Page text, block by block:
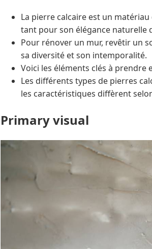
La pierre calcaire est un
tant pour son élégance naturelle
Pour rénover un mur, revêtir un
sa diversité et son intemporalité.
Voici les éléments clés à
Les différents types de pierres
les caractéristiques diffèrent
Primary visual